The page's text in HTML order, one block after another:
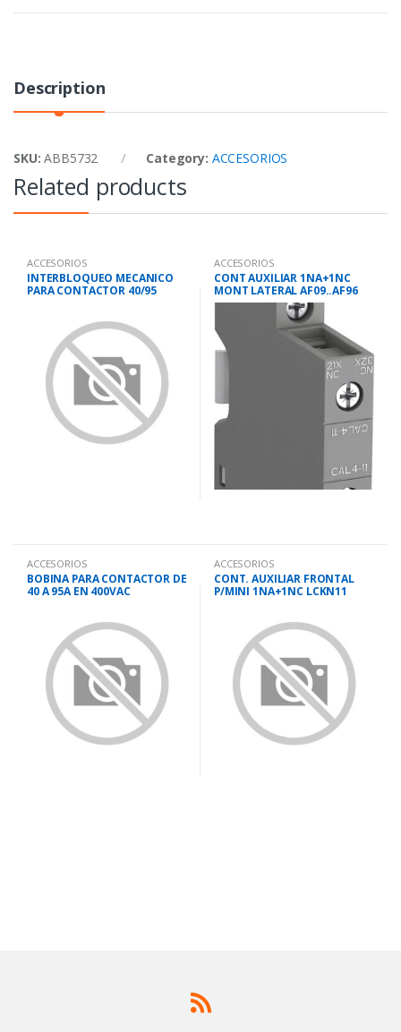
Description
SKU:ABB5732 Category: ACCESORIOS
Related products
ACCESORIOS
INTERBLOQUEO MECANICO
PARA CONTACTOR 40/95
ACCESORIOS
CONT AUXILIAR 1NA+1NC
MONT LATERAL AF09..AF96
CAL4-11
ACCESORIOS
BOBINA PARA CONTACTOR DE
40 A 95A EN 400VAC
ACCESORIOS
CONT. AUXILIAR FRONTAL
P/MINI 1NA+1NC LCKN11